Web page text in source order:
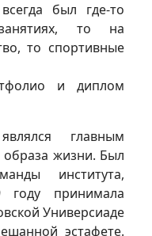
был где-то
то на
то спортивные
и диплом
главным
образа жизни. Был
института,
принимала
Универсиаде
эстафете.